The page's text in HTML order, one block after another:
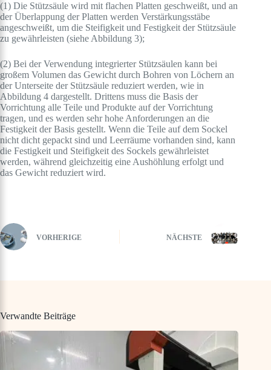
(1) Die Stützsäule wird mit flachen Platten geschweißt, und an
der Überlappung der Platten werden Verstärkungsstäbe
angeschweißt, um die Steifigkeit und Festigkeit der Stützsäule
zu gewährleisten (siehe Abbildung 3);
(2) Bei der Verwendung integrierter Stützsäulen kann bei
großem Volumen das Gewicht durch Bohren von Löchern an
der Unterseite der Stützsäule reduziert werden, wie in
Abbildung 4 dargestellt. Drittens muss die Basis der
Vorrichtung alle Teile und Produkte auf der Vorrichtung
tragen, und es werden sehr hohe Anforderungen an die
Festigkeit der Basis gestellt. Wenn die Teile auf dem Sockel
nicht dicht gepackt sind und Leerräume vorhanden sind, kann
die Festigkeit und Steifigkeit des Sockels gewährleistet
werden, während gleichzeitig eine Aushöhlung erfolgt und
das Gewicht reduziert wird.
VORHERIGE NÄCHSTE
Verwandte Beiträge